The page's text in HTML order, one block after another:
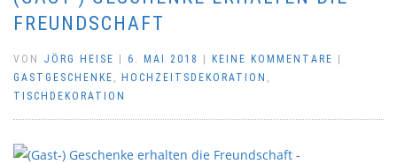
FREUNDSCHAFT
VON JÖRG HEISE 6. MAI 2018 KEINE KOMMENTARE
GASTGESCHENKE , HOCHZEITSDEKORATION ,
TISCHDEKORATION